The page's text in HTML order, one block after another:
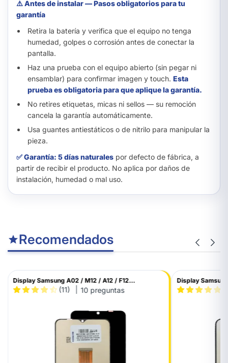
⚠️ Antes de instalar — Pasos obligatorios para tu
garantía
Retira la batería y verifica que el equipo no tenga
humedad, golpes o corrosión antes de conectar la
pantalla.
Haz una prueba con el equipo abierto (sin pegar ni
ensamblar) para confirmar imagen y touch. Esta
prueba es obligatoria para que aplique la garantía.
No retires etiquetas, micas ni sellos — su remoción
cancela la garantía automáticamente.
Usa guantes antiestáticos o de nitrilo para manipular la
pieza.
✅ Garantía: 5 días naturales por defecto de fábrica, a
partir de recibir el producto. No aplica por daños de
instalación, humedad o mal uso.
Recomendados
Display Samsung A02 / M12 / A12 / F12...
(11) 10 preguntas
Display